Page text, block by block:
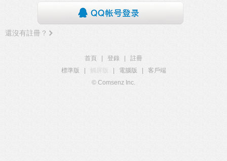
還沒有註冊？
首頁 登錄
註冊
標準版
觸屏版 電腦版
客戶端
© Comsenz Inc.